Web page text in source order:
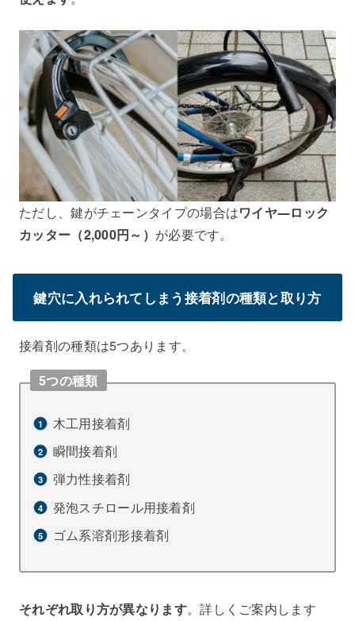
ただし、鍵がチェーンタイプの場合はワイヤ―ロック
カッター（2,000円～） が必要です。
鍵穴に入れられてしまう接着剤の種類と取り方
接着剤の種類は5つあります。
5つの種類
木工用接着剤
瞬間接着剤
弾力性接着剤
発泡スチロール用接着剤
ゴム系溶剤形接着剤
それぞれ取り方が異なります。詳しくご案内します